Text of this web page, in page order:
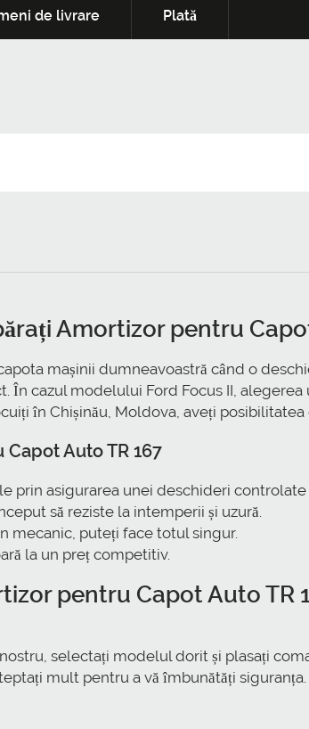
de livrare Plată
Amortizor pentru
mașinii dumneavoastră când o
În cazul modelului Ford Focus II, alegerea
în Chișinău, Moldova, aveți
Auto TR 167
prin asigurarea unei deschideri controlate
să reziste la intemperii și uzură.
mecanic, puteți face totul singur.
la un preț competitiv.
pentru Capot Auto TR
selectați modelul dorit și plasați
mult pentru a vă îmbunătăți siguranța.